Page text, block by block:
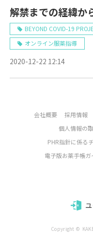
解禁までの経緯か
新】BEYOND COVID-19
オンライン服薬指導
2020-12-22 12:14
会社概要 採用情報
個人情報の
PHR指針に係る
電子版お薬手帳
Copyright ©